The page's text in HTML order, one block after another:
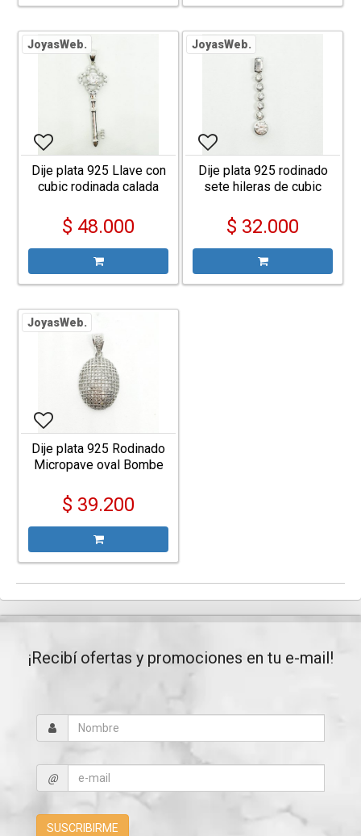
JoyasWeb.
Dije plata 925 Llave con
cubic rodinada calada
$ 48.000
JoyasWeb.
Dije plata 925 rodinado
sete hileras de cubic
$ 32.000
JoyasWeb.
Dije plata 925 Rodinado
Micropave oval Bombe
$ 39.200
¡Recibí ofertas y promociones en tu e-mail!
@
SUSCRIBIRME